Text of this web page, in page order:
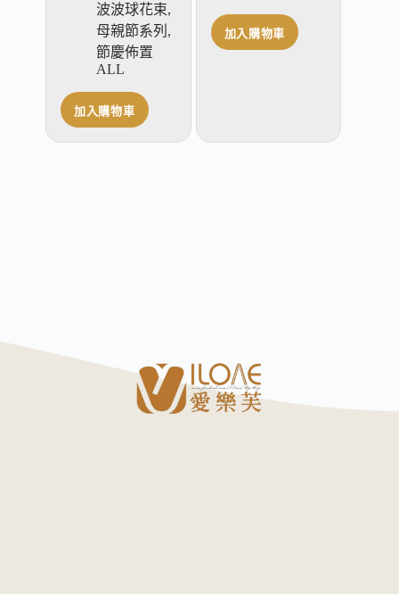
波波球花束,
母親節系列 ,
節慶佈置
ALL
加入購物車
加入購物車